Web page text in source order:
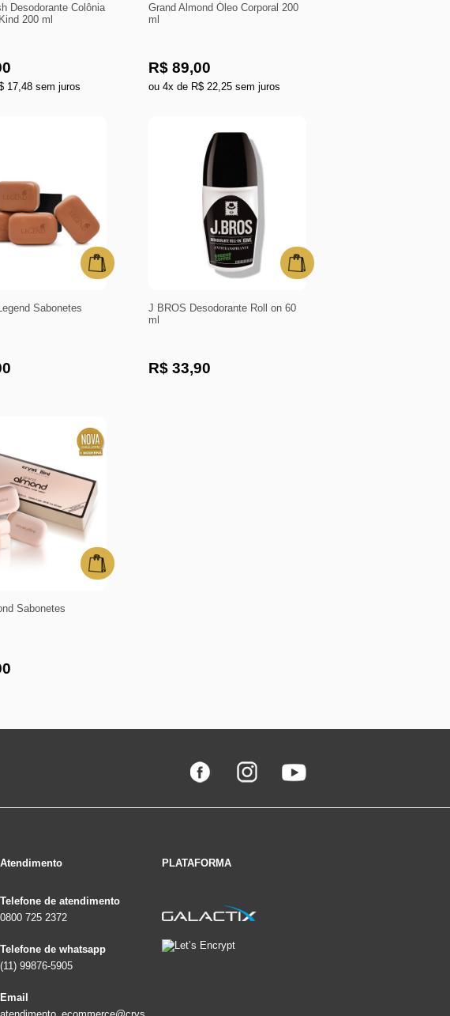
Desodorante Colônia
200 ml
17,48 sem juros
Grand Almond Óleo Corporal 200
ml
R$ 89,00
ou 4x de R$ 22,25 sem juros
Sabonetes
J BROS Desodorante Roll on 60
ml
R$ 33,90
Sabonetes
Atendimento
Telefone de atendimento
0800 725 2372
Telefone de whatsapp
(11) 99876-5905
Email
PLATAFORMA